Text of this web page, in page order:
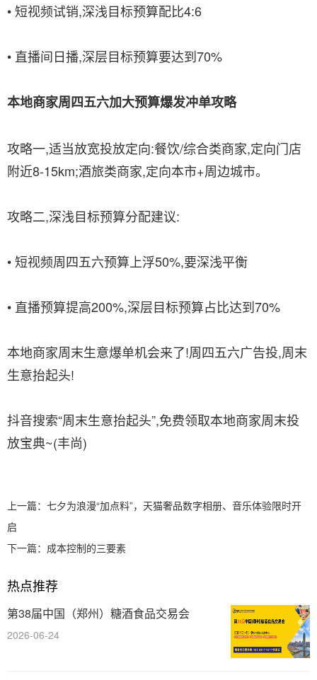
• 短视频试销,深浅目标预算配比4:6
• 直播间日播,深层目标预算要达到70%
本地商家周四五六加大预算爆发冲单攻略
攻略一,适当放宽投放定向:餐饮/综合类商家,定向门店
附近8-15km;酒旅类商家,定向本市+周边城市。
攻略二,深浅目标预算分配建议:
• 短视频周四五六预算上浮50%,要深浅平衡
• 直播预算提高200%,深层目标预算占比达到70%
本地商家周末生意爆单机会来了!周四五六广告投,周末
生意抬起头!
抖音搜索“周末生意抬起头”,免费领取本地商家周末投
放宝典~(丰尚)
上一篇： 七夕为浪漫“加点料”，天猫奢品数字相册、音乐体验限时开
启
下一篇： 成本控制的三要素
热点推荐
第38届中国（郑州）糖酒食品交易会
2026-06-24